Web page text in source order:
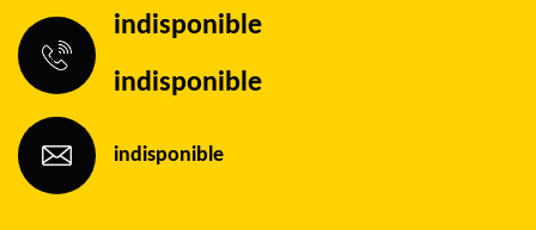
indisponible
indisponible
indisponible